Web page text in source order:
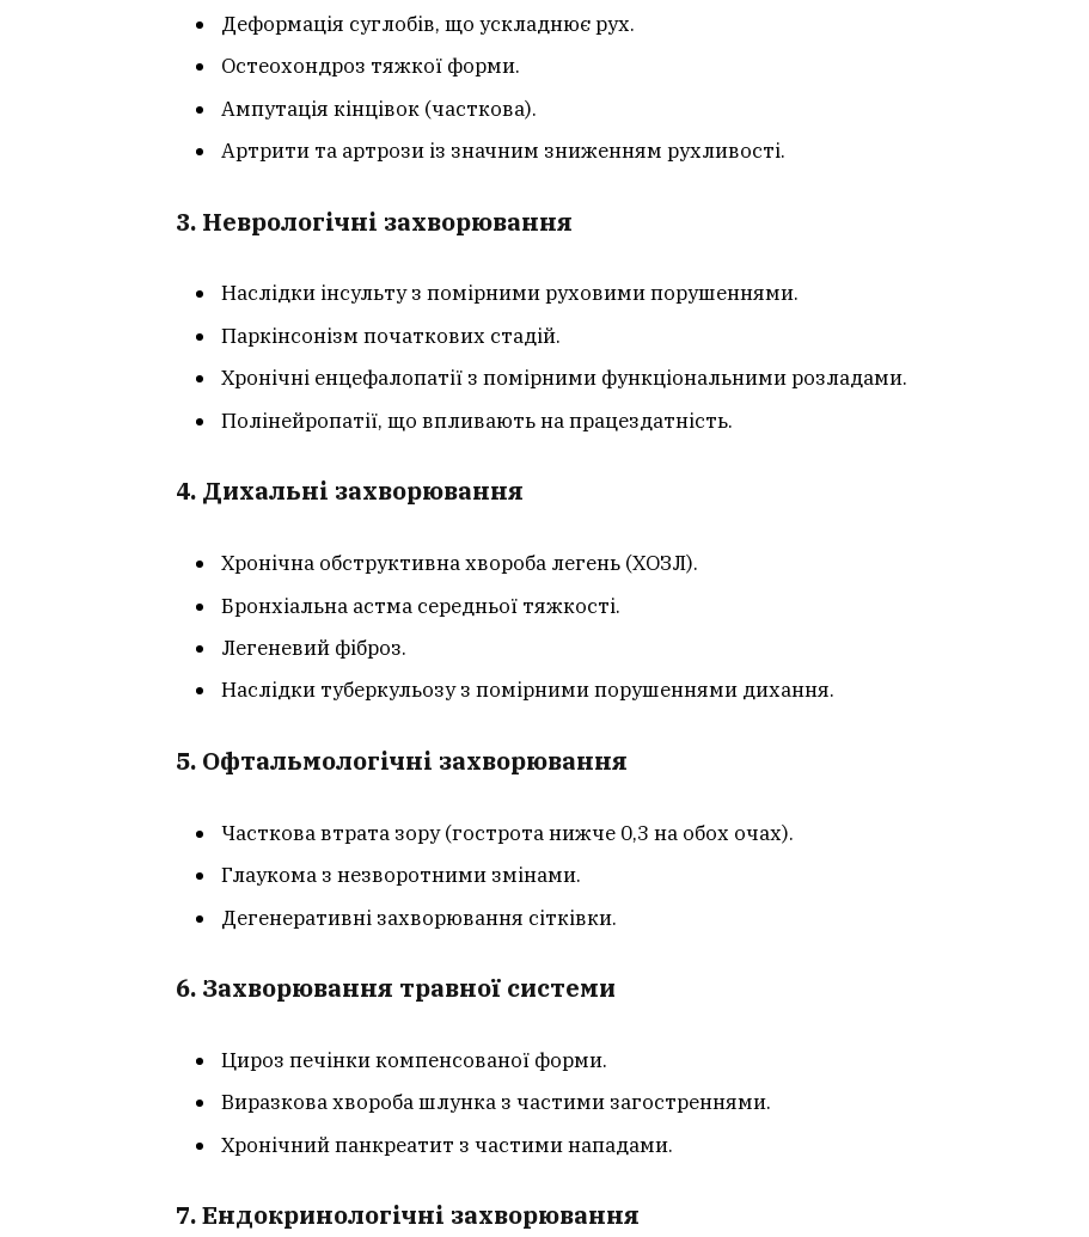
Деформація суглобів, що ускладнює рух.
Остеохондроз тяжкої форми.
Ампутація кінцівок (часткова).
Артрити та артрози із значним зниженням рухливості.
3. Неврологічні захворювання
Наслідки інсульту з помірними руховими порушеннями.
Паркінсонізм початкових стадій.
Хронічні енцефалопатії з помірними функціональними розладами.
Полінейропатії, що впливають на працездатність.
4. Дихальні захворювання
Хронічна обструктивна хвороба легень (ХОЗЛ).
Бронхіальна астма середньої тяжкості.
Легеневий фіброз.
Наслідки туберкульозу з помірними порушеннями дихання.
5. Офтальмологічні захворювання
Часткова втрата зору (гострота нижче 0,3 на обох очах).
Глаукома з незворотними змінами.
Дегенеративні захворювання сітківки.
6. Захворювання травної системи
Цироз печінки компенсованої форми.
Виразкова хвороба шлунка з частими загостреннями.
Хронічний панкреатит з частими нападами.
7. Ендокринологічні захворювання